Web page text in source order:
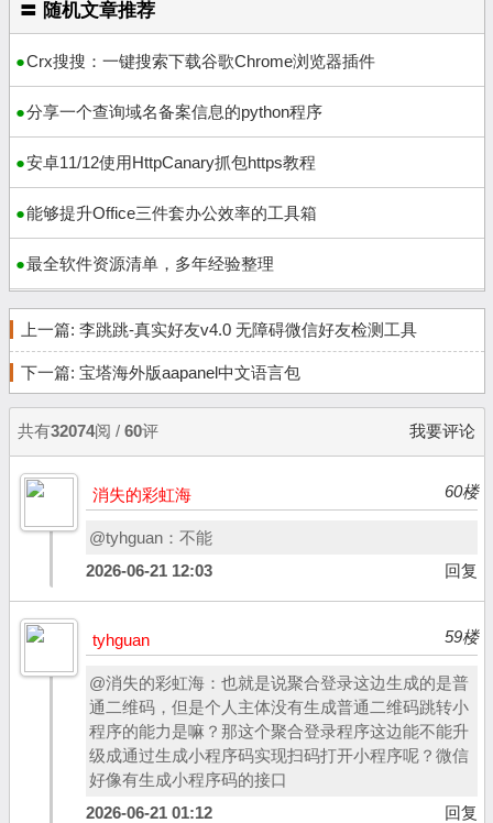
〓 随机文章推荐
Crx搜搜：一键搜索下载谷歌Chrome浏览器插件
分享一个查询域名备案信息的python程序
安卓11/12使用HttpCanary抓包https教程
能够提升Office三件套办公效率的工具箱
最全软件资源清单，多年经验整理
上一篇: 李跳跳-真实好友v4.0 无障碍微信好友检测工具
下一篇: 宝塔海外版aapanel中文语言包
共有32074阅 / 60评 我要评论
消失的彩虹海 60楼
@tyhguan：不能
2026-06-21 12:03
回复
tyhguan 59楼
@消失的彩虹海：也就是说聚合登录这边生成的是普
通二维码，但是个人主体没有生成普通二维码跳转小
程序的能力是嘛？那这个聚合登录程序这边能不能升
级成通过生成小程序码实现扫码打开小程序呢？微信
好像有生成小程序码的接口
2026-06-21 01:12
回复